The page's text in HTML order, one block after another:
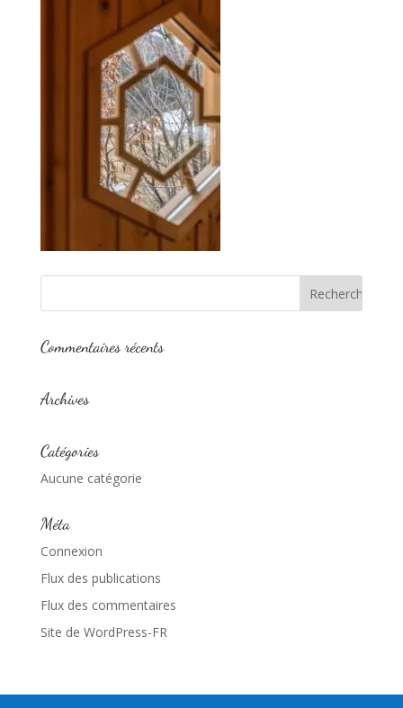
Commentaires récents
Archives
Catégories
Aucune catégorie
Méta
Connexion
Flux des publications
Flux des commentaires
Site de WordPress-FR